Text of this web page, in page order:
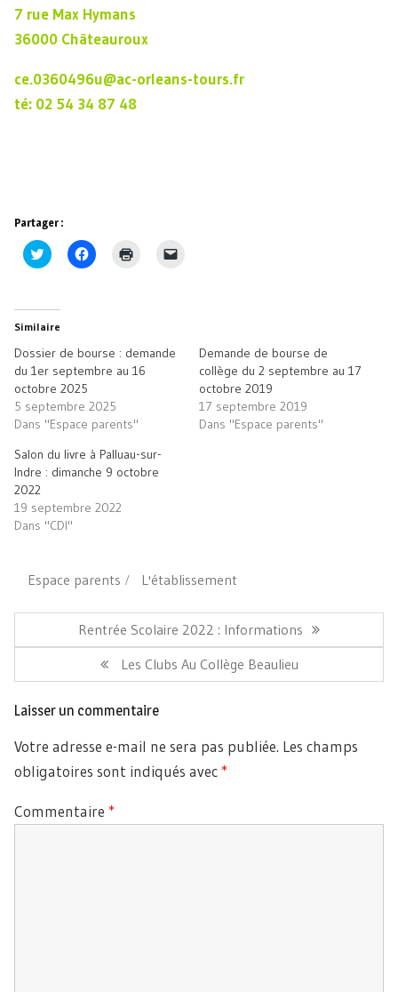
7 rue Max Hymans
36000 Châteauroux
ce.0360496u@ac-orleans-tours.fr
té: 02 54 34 87 48
Partager :
Cliquez
pour
dans
une
nouvelle
Cliquez
pour
Cliquer
ami(ouvre
dans
nouvelle
fenêtre)
Similaire
Dossier de bourse : demande
du 1er septembre au 16
octobre 2025
5 septembre 2025
Dans "Espace parents"
Demande de bourse de
collège du 2 septembre au 17
octobre 2019
17 septembre 2019
Dans "Espace parents"
Salon du livre à Palluau-sur-
Indre : dimanche 9 octobre
2022
19 septembre 2022
Dans "CDI"
Espace parents L'établissement
l’article
Article
Précédent:
Rentrée Scolaire 2022 : Informations
Article
Suivant:
Les Clubs Au Collège Beaulieu
Laisser un commentaire
Votre adresse e-mail ne sera pas publiée. Les champs
obligatoires sont indiqués avec*
Commentaire *